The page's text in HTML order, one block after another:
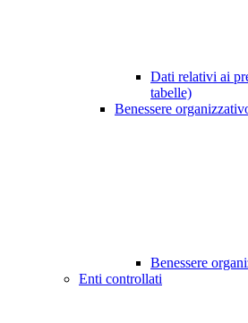
Dati relativi ai
tabelle)
Benessere
Benessere
Enti controllati